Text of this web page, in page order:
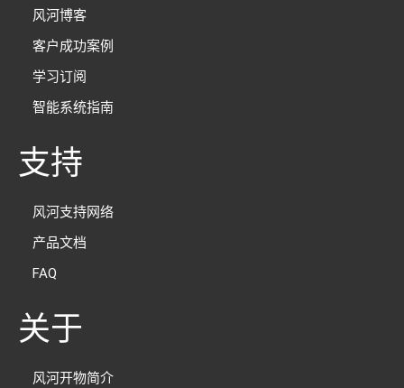
风河博客
客户成功案例
学习订阅
智能系统指南
支持
风河支持网络
产品文档
FAQ
关于
风河开物简介